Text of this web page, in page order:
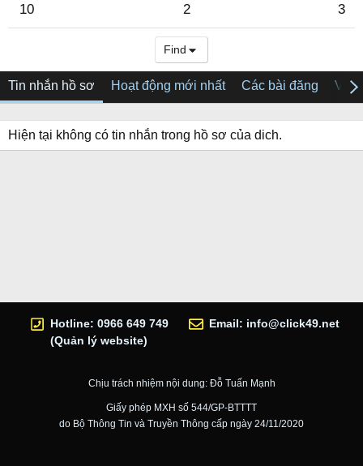
10 2 3
Find
Tin nhắn hồ sơ Hoạt động mới nhất Các bài đăng Về
Hiện tại không có tin nhắn trong hồ sơ của dich.
Hotline: 0966 649 749
(Quản lý website)
Email: info@click49.net
Chịu trách nhiệm nội dung: Đỗ Tuấn Mạnh
Giấy phép MXH số 544/GP-BTTTT
do Bộ Thông Tin và Truyền Thông cấp ngày 24/11/2020